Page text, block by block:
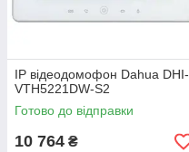
IP відеодомофон Dahua DHI-
VTH5221DW-S2
Готово до відправки
10 764 ₴